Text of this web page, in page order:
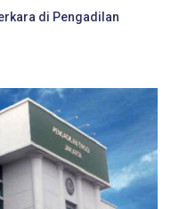
di Pengadilan